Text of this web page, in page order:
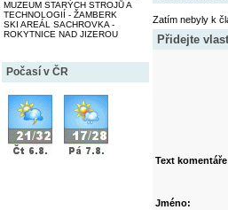
MUZEUM STARÝCH STROJŮ A
TECHNOLOGIÍ - ŽAMBERK
SKI AREÁL SACHROVKA -
ROKYTNICE NAD JIZEROU
Počasí v ČR
Zatím nebyly k
Přidejte
Text
Jméno: